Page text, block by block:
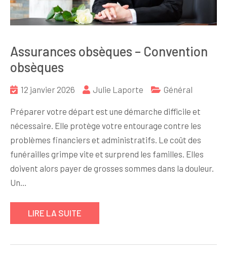
Assurances obsèques – Convention
obsèques
12 janvier 2026 Julie Laporte Général
Préparer votre départ est une démarche difficile et
nécessaire. Elle protège votre entourage contre les
problèmes financiers et administratifs. Le coût des
funérailles grimpe vite et surprend les familles. Elles
doivent alors payer de grosses sommes dans la douleur.
Un…
LIRE LA SUITE